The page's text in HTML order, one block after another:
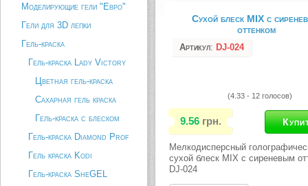
Моделирующие гели "Евро"
Гели для 3D лепки
Гель-краска
Гель-краска Lady Victory
Цветная гель-краска
Сахарная гель краска
Гель-краска с блеском
Гель-краска Diamond Prof
Гель краска Kodi
Гель-краска SheGEL
блесков имеет широкий спектр
применения, используется в
при создании аквариумного
ногтей. Сочетаются с другими
Описание товара
Сухой блеск MIX c
оттенком
Артикул: DJ-024
(4.33 - 12 голосов)
9.56 грн.
Мелкодисперсный
сухой блеск MIX c сиреневым
DJ-024